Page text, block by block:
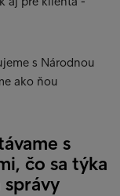
s Národnou
ako ňou
s
čo sa týka
správy